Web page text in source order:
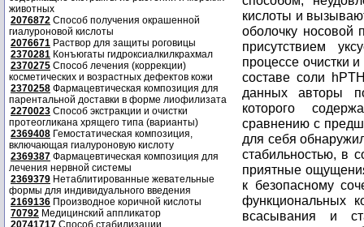
животных
2076872 Способ получения окрашенной
гиалуроновой кислоты
2076671 Раствор для защиты роговицы
2370281 Конъюгаты гидроксиалкилкрахмал
2370275 Способ лечения (коррекции)
косметических и возрастных дефектов кожи
2370258 Фармацевтическая композиция для
парентальной доставки в форме лиофилизата
2270023 Способ экстракции и очистки
протеогликана хрящего типа (варианты)
2369408 Гемостатическая композиция,
включающая гиалуроновую кислоту
2369387 Фармацевтическая композиция для
лечения нервной системы
2369379 Нетаблитированные жевательные
формы для индивидуального введения
2169136 Производное коричной кислоты
70792 Медицинский аппликатор
20741717 Способ стабилизации
кислоты и
оболочку носовой
присутствием
процессе очистки
составе соли
данных авторы
которого
сравнению с
для себя
стабильностью, в
приятные
к безопасному
функциональных
всасывания и